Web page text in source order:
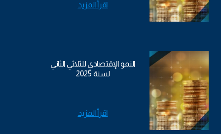
اقرأ المزيد
النمو الإقتصادي للثلاثي الثاني
لسنة 2025
اقرأ المزيد